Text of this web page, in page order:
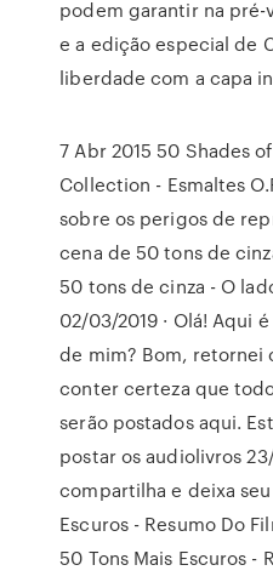
podem garantir na
e a edição especial de
liberdade com a capa
7 Abr 2015 50 Shades
Collection - Esmaltes
sobre os perigos de
cena de 50 tons de
50 tons de cinza - O
02/03/2019 · Olá! Aqui
de mim? Bom, retornei
conter certeza que
serão postados aqui.
postar os audiolivros
compartilha e deixa
Escuros - Resumo Do
50 Tons Mais Escuros -